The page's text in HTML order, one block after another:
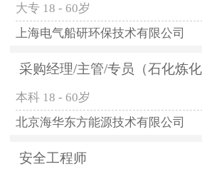
大专 18 - 60岁
上海电气船研环保技术有限公司
采购经理/主管/专员（石化炼化
本科 18 - 60岁
北京海华东方能源技术有限公司
安全工程师